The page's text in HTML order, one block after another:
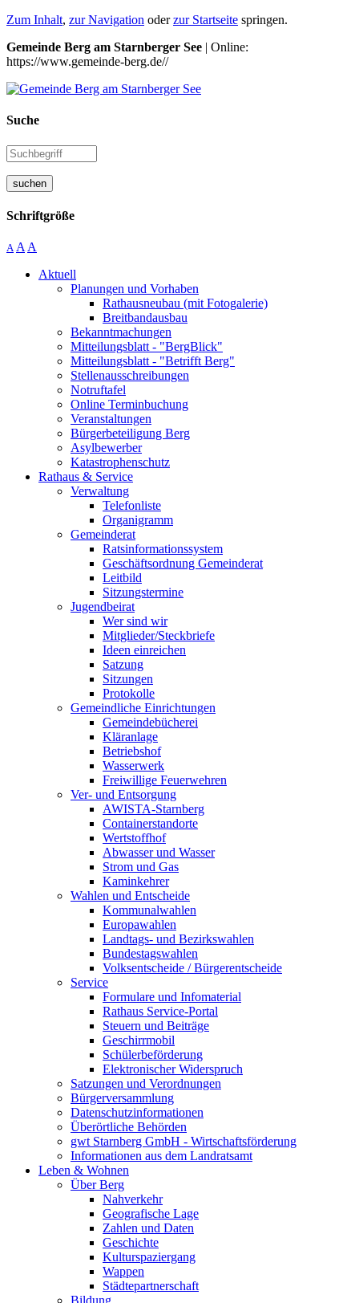
Zum Inhalt, zur Navigation oderzur Startseite springen.
Gemeinde Berg am Starnberger See | Online:
https://www.gemeinde-berg.de//
Suche
suchen
Schriftgröße
A A A
Aktuell
Planungen und Vorhaben
Rathausneubau (mit Fotogalerie)
Breitbandausbau
Bekanntmachungen
Mitteilungsblatt - "BergBlick"
Mitteilungsblatt - "Betrifft Berg"
Stellenausschreibungen
Notruftafel
Online Terminbuchung
Veranstaltungen
Bürgerbeteiligung Berg
Asylbewerber
Katastrophenschutz
Rathaus & Service
Verwaltung
Telefonliste
Organigramm
Gemeinderat
Ratsinformationssystem
Geschäftsordnung Gemeinderat
Leitbild
Sitzungstermine
Jugendbeirat
Wer sind wir
Mitglieder/Steckbriefe
Ideen einreichen
Satzung
Sitzungen
Protokolle
Gemeindliche Einrichtungen
Gemeindebücherei
Kläranlage
Betriebshof
Wasserwerk
Freiwillige Feuerwehren
Ver- und Entsorgung
AWISTA-Starnberg
Containerstandorte
Wertstoffhof
Abwasser und Wasser
Strom und Gas
Kaminkehrer
Wahlen und Entscheide
Kommunalwahlen
Europawahlen
Landtags- und Bezirkswahlen
Bundestagswahlen
Volksentscheide / Bürgerentscheide
Service
Formulare und Infomaterial
Rathaus Service-Portal
Steuern und Beiträge
Geschirrmobil
Schülerbeförderung
Elektronischer Widerspruch
Satzungen und Verordnungen
Bürgerversammlung
Datenschutzinformationen
Überörtliche Behörden
gwt Starnberg GmbH - Wirtschaftsförderung
Informationen aus dem Landratsamt
Leben & Wohnen
Über Berg
Nahverkehr
Geografische Lage
Zahlen und Daten
Geschichte
Kulturspaziergang
Wappen
Städtepartnerschaft
Bildung